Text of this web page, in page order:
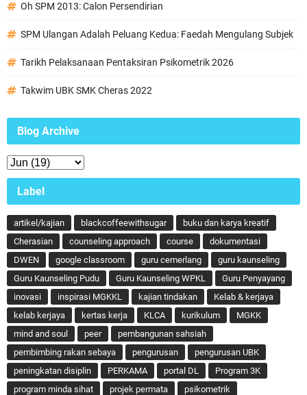
Oh SPM 2013: Calon Persendirian
SPM Ulangan Adalah Peluang Kedua: Faedah Mengulang Subjek
Tarikh Pelaksanaan Pentaksiran Psikometrik 2026
Takwim UBK SMK Cheras 2022
Blog Archive
Label
artikel/kajian blackcoffeewithsugar
buku dan karya kreatif
Cherasian
counseling approach course
dokumentasi
DWEN
google classroom guru cemerlang
guru kaunseling
Guru Kaunseling Pudu
Guru Kaunseling WPKL
Guru Penyayang
inovasi
inspirasi MGKKL kajian tindakan
Kelab & kerjaya
kelab kerjaya
kertas kerja KLCA kurikulum
MGKK
mind and soul
peer
pembangunan sahsiah
pembimbing rakan sebaya
pengurusan
pengurusan UBK
peningkatan disiplin
PERKAMA portal DL
Program 3K
program minda sihat
projek permata
psikometrik